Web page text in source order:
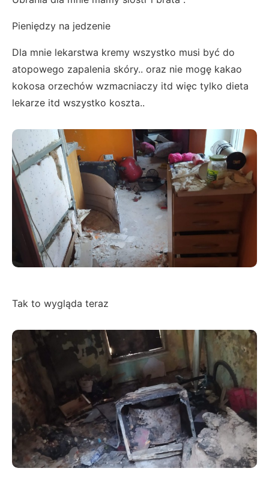
Pieniędzy na jedzenie
Dla mnie lekarstwa kremy wszystko musi być do
atopowego zapalenia skóry.. oraz nie mogę kakao
kokosa orzechów wzmacniaczy itd więc tylko dieta
lekarze itd wszystko koszta..
Tak to wygląda teraz